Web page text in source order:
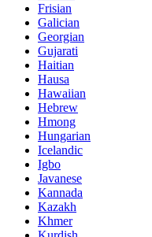
Frisian
Galician
Georgian
Gujarati
Haitian
Hausa
Hawaiian
Hebrew
Hmong
Hungarian
Icelandic
Igbo
Javanese
Kannada
Kazakh
Khmer